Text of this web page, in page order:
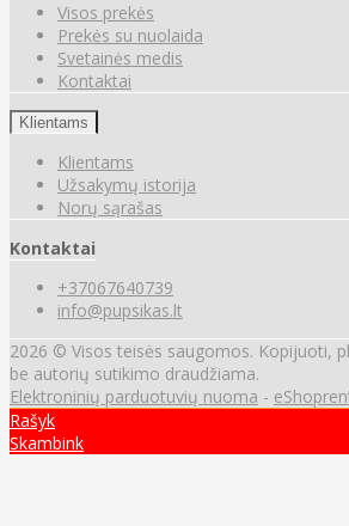
Visos prekės
Prekės su nuolaida
Svetainės medis
Kontaktai
Klientams
Klientams
Užsakymų istorija
Norų sąrašas
Kontaktai
+37067640739
info@pupsikas.lt
2026 © Visos teisės saugomos. Kopijuoti,
be autorių sutikimo draudžiama.
Elektroninių parduotuvių nuoma -
Rašyk
Skambink